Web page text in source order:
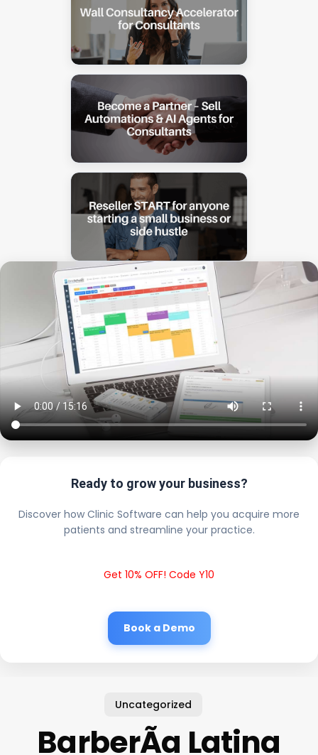
Ready to grow your business?
Discover how Clinic Software can help you acquire more
patients and streamline your practice.
Get 10% OFF! Code Y10
Book a Demo
Uncategorized
BarberÃ­a Latina